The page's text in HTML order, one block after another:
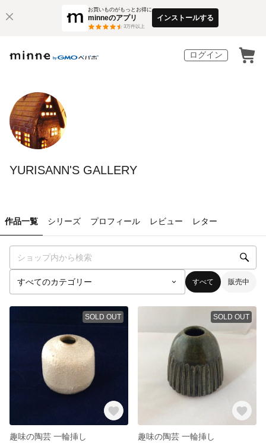
お買いものがもっとお得に
minneのアプリ
3万件以上
インストールする
ログイン
YURISANN'S GALLERY
作品一覧 シリーズ プロフィール レビュー レター
すべて 販売中
SOLD OUT
趣味の陶芸 一輪挿し
SOLD OUT
趣味の陶芸 一輪挿し